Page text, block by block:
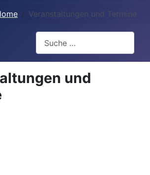
Veranstaltungen und Termine
und